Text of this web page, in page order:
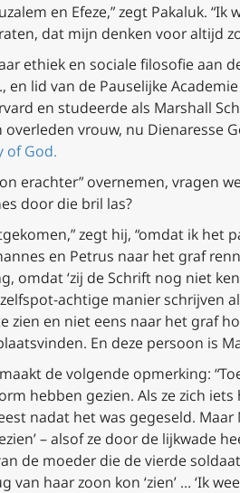
en Efeze,” zegt Pakaluk.
dat mijn denken voor altijd
ethiek en sociale filosofie aan
lid van de Pauselijke
en studeerde als Marshall
vrouw, nu Dienaresse
of God.
erachter” overnemen, vragen
door die bril las?
zegt hij, “omdat ik het
en Petrus naar het graf
omdat ‘zij de Schrift nog niet
achtige manier schrijven
en niet eens naar het graf
En deze persoon is
de volgende opmerking:
hebben gezien. Als ze zich
nadat het was gegeseld. Maar
– alsof ze door de lijkwade
de moeder die de vierde
haar zoon kon ‘zien’ … ‘Ik